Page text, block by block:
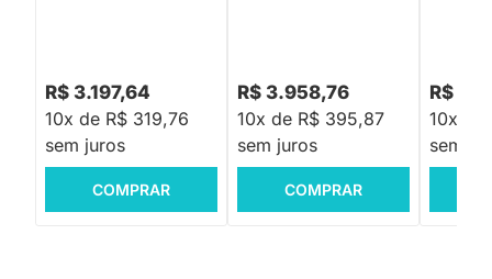
R$ 3.197,64
10x de R$ 319,76
sem juros
COMPRAR
R$ 3.958,76
10x de R$ 395,87
sem juros
COMPRAR
R$
10x de
sem